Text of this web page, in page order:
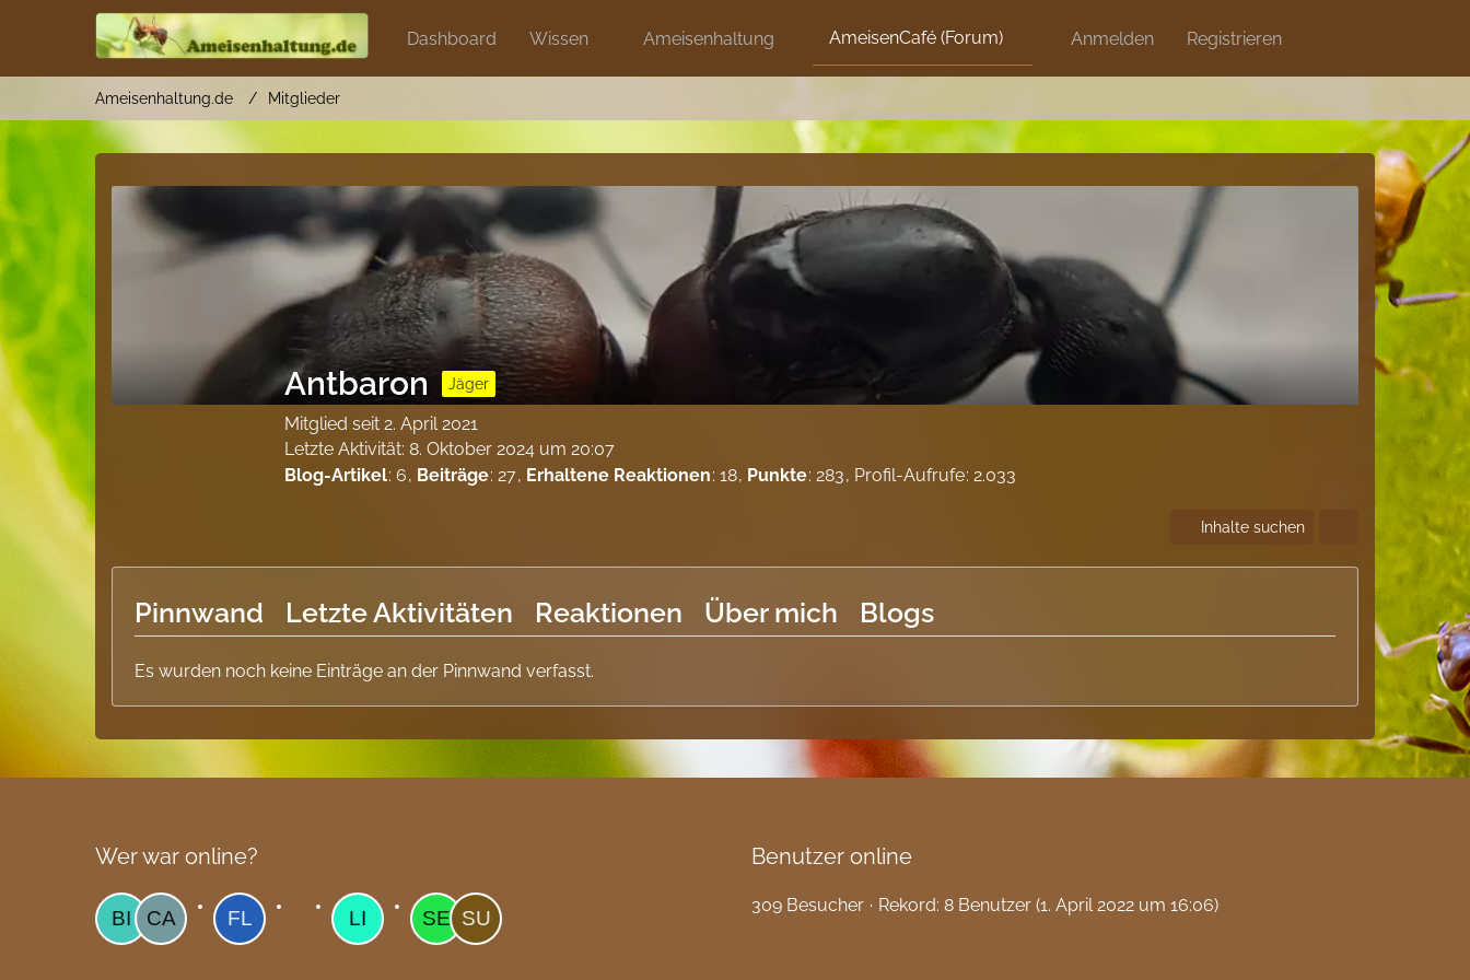
Anmelden Registrieren
Dashboard Wissen Ameisenhaltung AmeisenCafé (Forum) Discord Artikel Blog
Ameisenhaltung.de Mitglieder
Antbaron Jäger
Mitglied seit 2. April 2021
Letzte Aktivität:8. Oktober 2024 um 20:07
Blog-Artikel 6 Beiträge 27 Erhaltene Reaktionen 18 Punkte 283 Profil-Aufrufe 2.033
Inhalte suchen
Pinnwand Letzte Aktivitäten Reaktionen Über mich Blogs
Es wurden noch keine Einträge an der Pinnwand verfasst.
Wer war online? Benutzer online
309 Besucher Rekord: 8 Benutzer (1. April 2022 um 16:06)